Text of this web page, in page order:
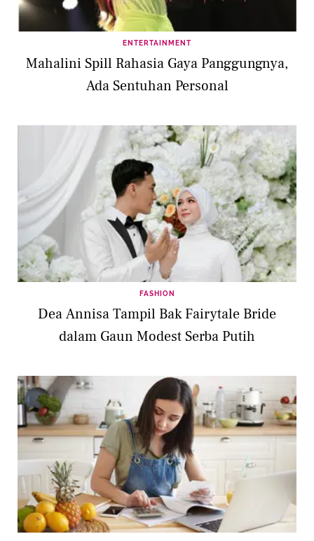
ENTERTAINMENT
Mahalini Spill Rahasia Gaya Panggungnya,
Ada Sentuhan Personal
FASHION
Dea Annisa Tampil Bak Fairytale Bride
dalam Gaun Modest Serba Putih